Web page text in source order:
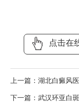
点击在
上一篇： 湖北白癜风
下一篇： 武汉环亚白